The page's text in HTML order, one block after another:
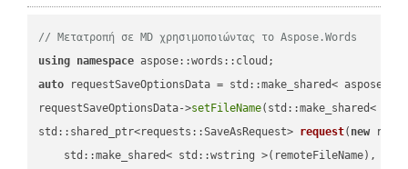
// Μετατροπή σε MD χρησιμοποιώντας το Aspose.Words
using namespace
auto requestSaveOptionsData = std::make_shared<
requestSaveOptionsData->setFileName(std::make_shared<
std::shared_ptr<requests::SaveAsRequest> request( new
    std::make_shared< std::wstring >(remoteFileName),